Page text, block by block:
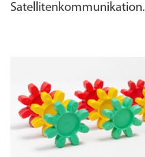
Satellitenkommunikation.